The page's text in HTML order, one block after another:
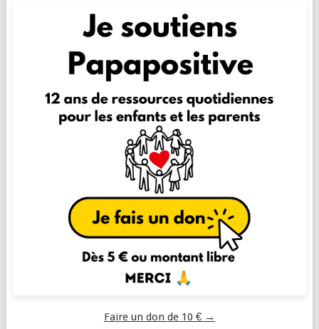
Faire un don de 10 € →